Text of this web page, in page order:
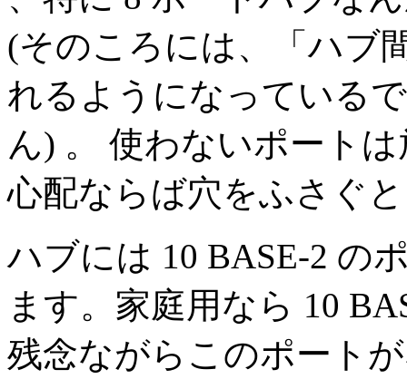
(そのころには、「ハブ
れるようになっている
ん) 。 使わないポート
心配ならば穴をふさぐ
ハブには 10 BASE-2 の
ます。家庭用なら 10
残念ながらこのポート